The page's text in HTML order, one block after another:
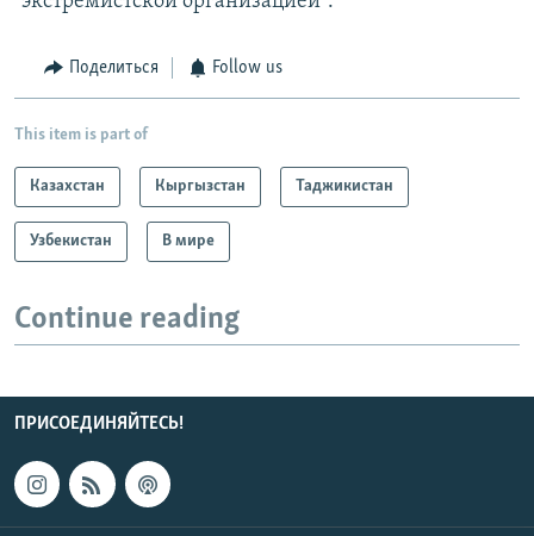
Поделиться Follow us
This item is part of
Казахстан Кыргызстан Таджикистан
Узбекистан В мире
Continue reading
ПРИСОЕДИНЯЙТЕСЬ!